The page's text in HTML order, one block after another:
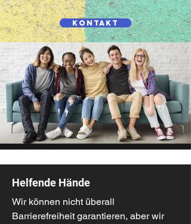
Kontakt
Helfende Hände
Wir können nicht überall
Barrierefreiheit garantieren, aber wir